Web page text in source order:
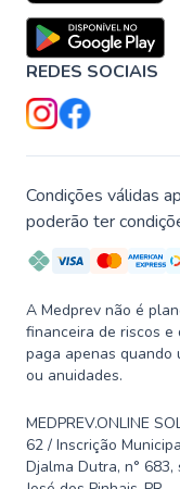
REDES SOCIAIS
Condições válidas
poderão ter
A Medprev não é
financeira de riscos e
paga apenas quando
ou anuidades.
MEDPREV.ONLINE
62 / Inscrição
Djalma Dutra, n° 683,